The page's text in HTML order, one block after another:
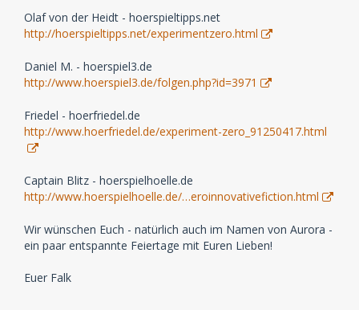
Olaf von der Heidt - hoerspieltipps.net
http://hoerspieltipps.net/experimentzero.html
Daniel M. - hoerspiel3.de
http://www.hoerspiel3.de/folgen.php?id=3971
Friedel - hoerfriedel.de
http://www.hoerfriedel.de/experiment-zero_91250417.html
Captain Blitz - hoerspielhoelle.de
http://www.hoerspielhoelle.de/…eroinnovativefiction.html
Wir wünschen Euch - natürlich auch im Namen von Aurora -
ein paar entspannte Feiertage mit Euren Lieben!
Euer Falk